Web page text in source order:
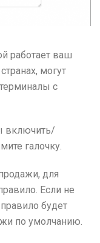
работает ваш
могут
с
включить/
галочку.
для
Если не
будет
по умолчанию.